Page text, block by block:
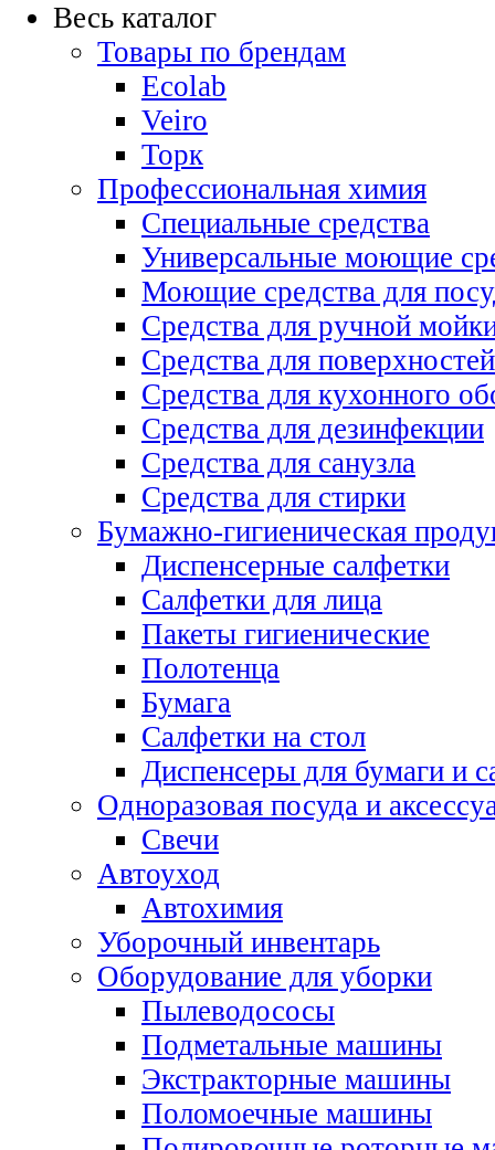
Весь каталог
Товары по брендам
Ecolab
Veiro
Торк
Профессиональная химия
Специальные средства
Универсальные моющие
Моющие средства для
Средства для ручной
Средства для поверхностей
Средства для кухонного
Средства для дезинфекции
Средства для санузла
Средства для стирки
Бумажно-гигиеническая
Диспенсерные салфетки
Салфетки для лица
Пакеты гигиенические
Полотенца
Бумага
Салфетки на стол
Диспенсеры для бумаги и
Одноразовая посуда и
Свечи
Автоуход
Автохимия
Уборочный инвентарь
Оборудование для уборки
Пылеводососы
Подметальные машины
Экстракторные машины
Поломоечные машины